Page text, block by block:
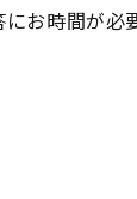
お時間が必